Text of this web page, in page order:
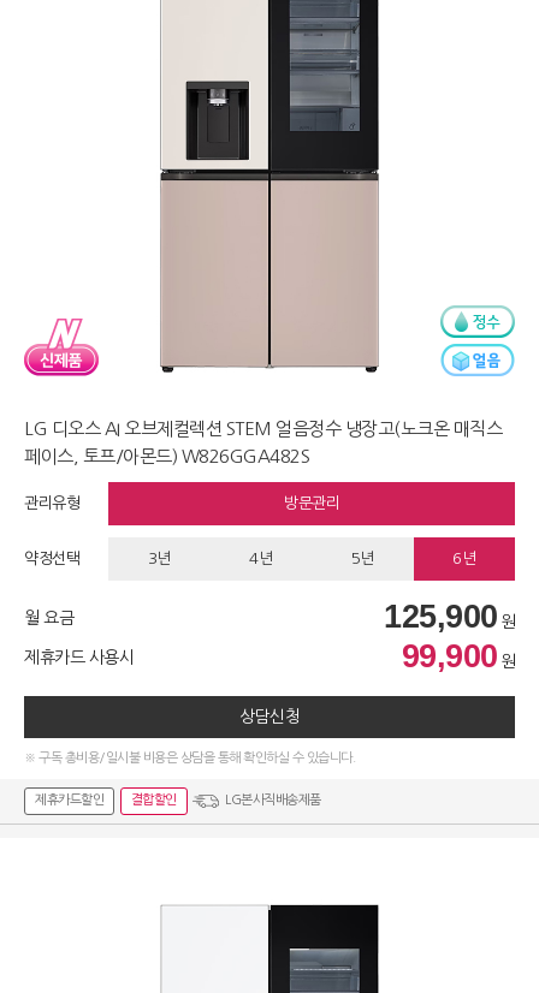
LG 디오스 AI 오브제컬렉션 STEM 얼음정수 냉장고(노크온 매직스
페이스, 토프/아몬드) W826GGA482S
관리유형 방문관리
약정선택 3년 4년 5년 6년
월 요금 125,900 원
제휴카드 사용시 99,900 원
상담신청
※ 구독 총비용/일시불 비용은 상담을 통해 확인하실 수 있습니다.
제휴카드할인 결합할인 LG본사직배송제품